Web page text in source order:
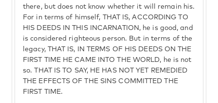
there, but does not know whether it will remain his.
For in terms of himself, THAT IS, ACCORDING TO
HIS DEEDS IN THIS INCARNATION, he is good, and
is considered righteous person. But in terms of the
legacy, THAT IS, IN TERMS OF HIS DEEDS ON THE
FIRST TIME HE CAME INTO THE WORLD, he is not
so. THAT IS TO SAY, HE HAS NOT YET REMEDIED
THE EFFECTS OF THE SINS COMMITTED THE
FIRST TIME.